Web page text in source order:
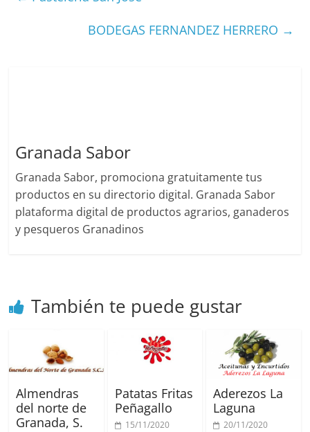
BODEGAS FERNANDEZ HERRERO →
Granada Sabor
Granada Sabor, promociona gratuitamente tus
productos en su directorio digital. Granada Sabor
plataforma digital de productos agrarios, ganaderos
y pesqueros Granadinos
También te puede gustar
Almendras
del norte de
Granada, S.
Patatas Fritas
Peñagallo
15/11/2020
Aderezos La
Laguna
20/11/2020